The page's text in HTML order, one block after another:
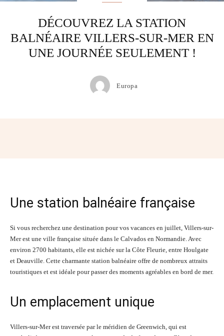
DÉCOUVREZ LA STATION
BALNÉAIRE VILLERS-SUR-MER EN
UNE JOURNÉE SEULEMENT !
Europa
Une station balnéaire française
Si vous recherchez une destination pour vos vacances en juillet, Villers-sur-
Mer est une ville française située dans le Calvados en Normandie. Avec
environ 2700 habitants, elle est nichée sur la Côte Fleurie, entre Houlgate
et Deauville. Cette charmante station balnéaire offre de nombreux attraits
touristiques et est idéale pour passer des moments agréables en bord de mer.
Un emplacement unique
Villers-sur-Mer est traversée par le méridien de Greenwich, qui est